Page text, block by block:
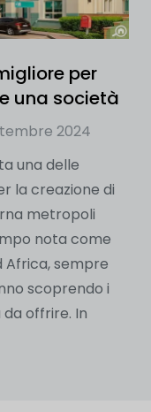
per
una società
2024
una delle
la creazione di
metropoli
nota come
Africa, sempre
scoprendo i
offrire. In